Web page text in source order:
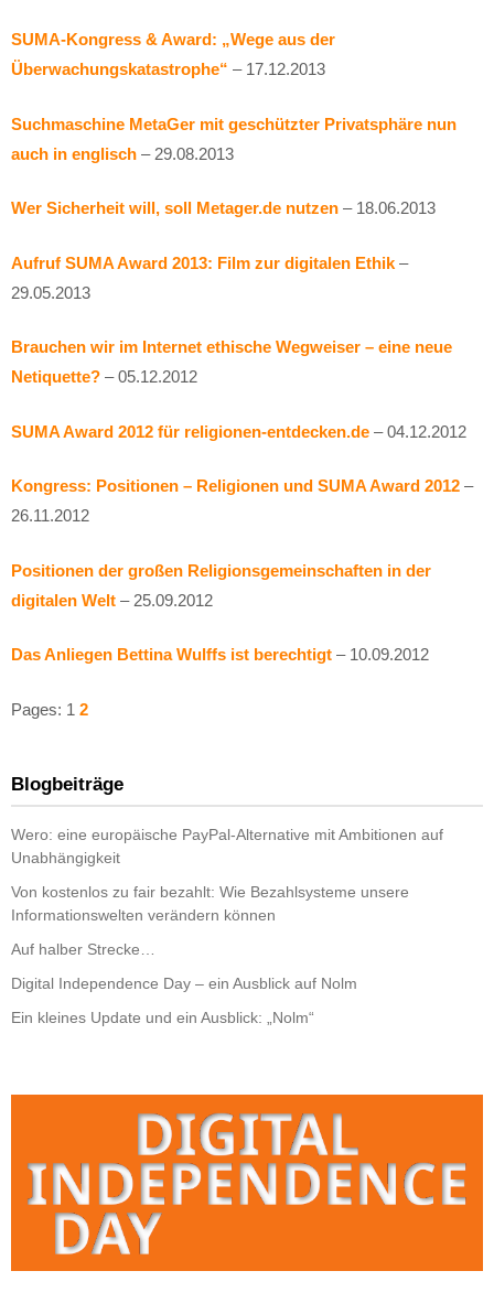
SUMA-Kongress & Award: „Wege aus der
Überwachungskatastrophe“ – 17.12.2013
Suchmaschine MetaGer mit geschützter Privatsphäre nun
auch in englisch – 29.08.2013
Wer Sicherheit will, soll Metager.de nutzen – 18.06.2013
Aufruf SUMA Award 2013: Film zur digitalen Ethik –
29.05.2013
Brauchen wir im Internet ethische Wegweiser – eine neue
Netiquette? – 05.12.2012
SUMA Award 2012 für religionen-entdecken.de – 04.12.2012
Kongress: Positionen – Religionen und SUMA Award 2012 –
26.11.2012
Positionen der großen Religionsgemeinschaften in der
digitalen Welt – 25.09.2012
Das Anliegen Bettina Wulffs ist berechtigt – 10.09.2012
Pages: 1 2
Blogbeiträge
Wero: eine europäische PayPal-Alternative mit Ambitionen auf
Unabhängigkeit
Von kostenlos zu fair bezahlt: Wie Bezahlsysteme unsere
Informationswelten verändern können
Auf halber Strecke…
Digital Independence Day – ein Ausblick auf Nolm
Ein kleines Update und ein Ausblick: „Nolm“